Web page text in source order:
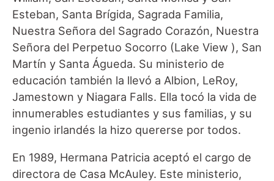
Esteban, Santa Brígida, Sagrada Familia,
Nuestra Señora del Sagrado Corazón, Nuestra
Señora del Perpetuo Socorro (Lake View ), San
Martín y Santa Águeda. Su ministerio de
educación también la llevó a Albion, LeRoy,
Jamestown y Niagara Falls. Ella tocó la vida de
innumerables estudiantes y sus familias, y su
ingenio irlandés la hizo quererse por todos.
En 1989, Hermana Patricia aceptó el cargo de
directora de Casa McAuley. Este ministerio,